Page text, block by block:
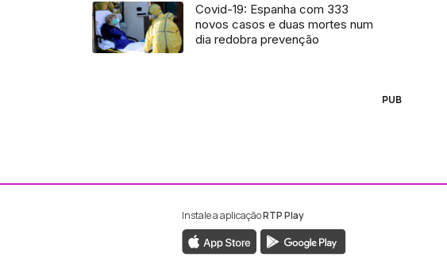
Covid-19: Espanha com 333
novos casos e duas mortes num
dia redobra prevenção
PUB
ao Facebook da RTP Madeira
ao Instagram da RTP Madeira
Instale a aplicaçãoRTP Play